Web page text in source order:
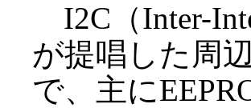
I2C（Inter-
が提唱した周
で、主に